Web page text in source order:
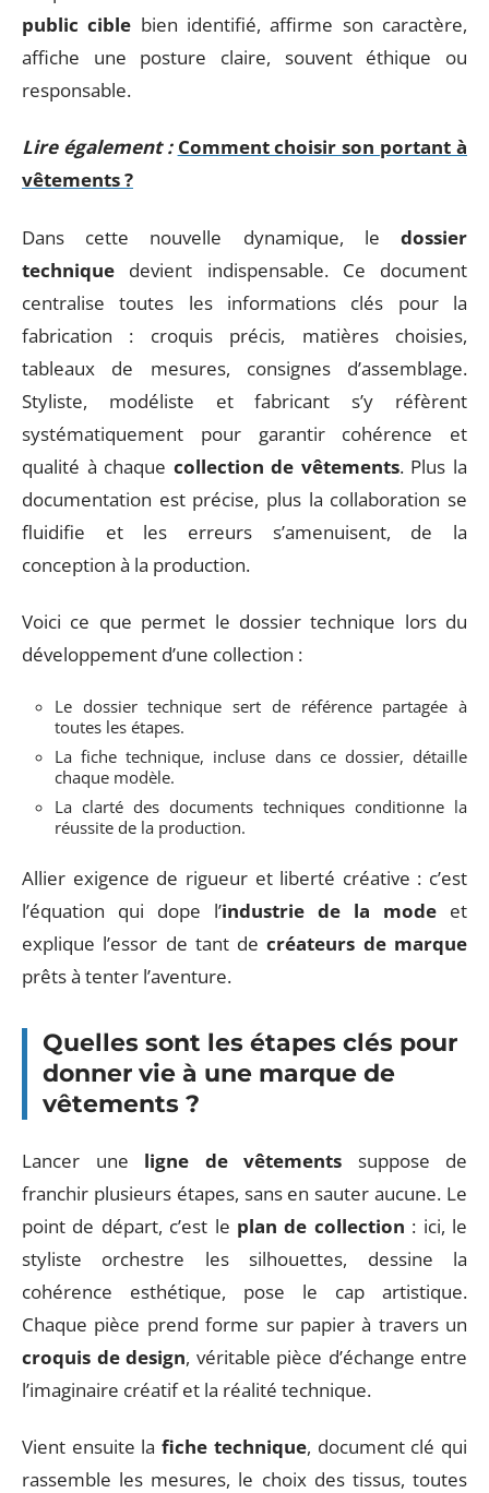
public cible bien identifié, affirme son caractère,
affiche une posture claire, souvent éthique ou
responsable.
Lire également : Comment choisir son portant à
vêtements ?
Dans cette nouvelle dynamique, le dossier
technique devient indispensable. Ce document
centralise toutes les informations clés pour la
fabrication : croquis précis, matières choisies,
tableaux de mesures, consignes d’assemblage.
Styliste, modéliste et fabricant s’y réfèrent
systématiquement pour garantir cohérence et
qualité à chaque collection de vêtements. Plus la
documentation est précise, plus la collaboration se
fluidifie et les erreurs s’amenuisent, de la
conception à la production.
Voici ce que permet le dossier technique lors du
développement d’une collection :
Le dossier technique sert de référence partagée à
toutes les étapes.
La fiche technique, incluse dans ce dossier, détaille
chaque modèle.
La clarté des documents techniques conditionne la
réussite de la production.
Allier exigence de rigueur et liberté créative : c’est
l’équation qui dope l’industrie de la mode et
explique l’essor de tant decréateurs de marque
prêts à tenter l’aventure.
Quelles sont les étapes clés pour
donner vie à une marque de
vêtements ?
Lancer une ligne de vêtements suppose de
franchir plusieurs étapes, sans en sauter aucune. Le
point de départ, c’est le plan de collection : ici, le
styliste orchestre les silhouettes, dessine la
cohérence esthétique, pose le cap artistique.
Chaque pièce prend forme sur papier à travers un
croquis de design, véritable pièce d’échange entre
l’imaginaire créatif et la réalité technique.
Vient ensuite lafiche technique, document clé qui
rassemble les mesures, le choix des tissus, toutes